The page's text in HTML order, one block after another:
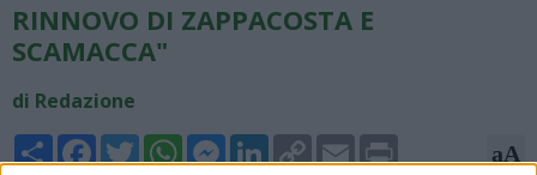
RINNOVO DI ZAPPACOSTA E
SCAMACCA"
di Redazione
Share FacebookTwitterWhatsAppMessengerLinkedInCopy
Link
Email aA